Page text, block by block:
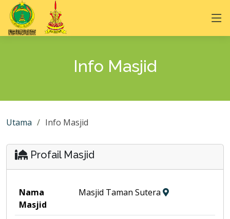
Info Masjid
Utama Info Masjid
Profail Masjid
Nama
Masjid
Masjid Taman Sutera